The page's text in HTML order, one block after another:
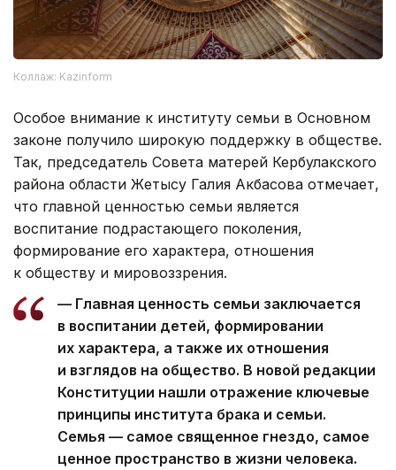
Коллаж: Kazinform
Особое внимание к институту семьи в Основном
законе получило широкую поддержку в обществе.
Так, председатель Совета матерей Кербулакского
района области Жетысу Галия Акбасова отмечает,
что главной ценностью семьи является
воспитание подрастающего поколения,
формирование его характера, отношения
к обществу и мировоззрения.
— Главная ценность семьи заключается
в воспитании детей, формировании
их характера, а также их отношения
и взглядов на общество. В новой редакции
Конституции нашли отражение ключевые
принципы института брака и семьи.
Семья — самое священное гнездо, самое
ценное пространство в жизни человека.